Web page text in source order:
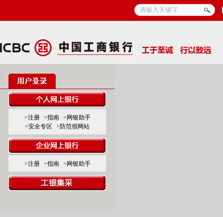
>注册 >指南
>网银助手
>安全专区
>防范假网站
>注册 >指南 >网银助手